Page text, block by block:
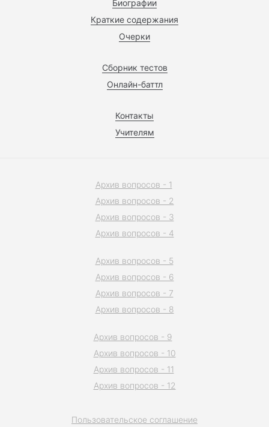
Биографии
Краткие содержания
Очерки
Сборник тестов
Онлайн-баттл
Контакты
Учителям
Пользовательское соглашение
Архив вопросов - 1
Архив вопросов - 2
Архив вопросов - 3
Архив вопросов - 4
Архив вопросов - 5
Архив вопросов - 6
Архив вопросов - 7
Архив вопросов - 8
Архив вопросов - 9
Архив вопросов - 10
Архив вопросов - 11
Архив вопросов - 12